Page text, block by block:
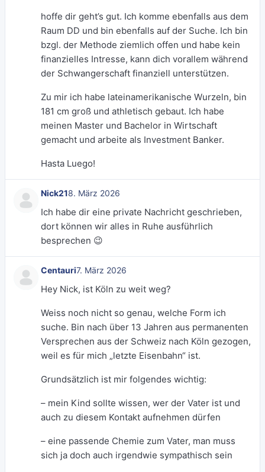
hoffe dir geht’s gut. Ich komme ebenfalls aus dem
Raum DD und bin ebenfalls auf der Suche. Ich bin
bzgl. der Methode ziemlich offen und habe kein
finanzielles Intresse, kann dich vorallem während
der Schwangerschaft finanziell unterstützen.
Zu mir ich habe lateinamerikanische Wurzeln, bin
181 cm groß und athletisch gebaut. Ich habe
meinen Master und Bachelor in Wirtschaft
gemacht und arbeite als Investment Banker.
Hasta Luego!
Nick218. März 2026
Ich habe dir eine private Nachricht geschrieben,
dort können wir alles in Ruhe ausführlich
besprechen 😉
Centauri7. März 2026
Hey Nick, ist Köln zu weit weg?
Weiss noch nicht so genau, welche Form ich
suche. Bin nach über 13 Jahren aus permanenten
Versprechen aus der Schweiz nach Köln gezogen,
weil es für mich „letzte Eisenbahn“ ist.
Grundsätzlich ist mir folgendes wichtig:
– mein Kind sollte wissen, wer der Vater ist und
auch zu diesem Kontakt aufnehmen dürfen
– eine passende Chemie zum Vater, man muss
sich ja doch auch irgendwie sympathisch sein